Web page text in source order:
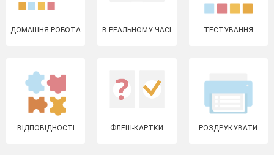
ДОМАШНЯ РОБОТА В РЕАЛЬНОМУ ЧАСІ ТЕСТУВАННЯ
ВІДПОВІДНОСТІ ФЛЕШ-КАРТКИ РОЗДРУКУВАТИ